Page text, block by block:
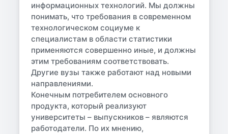
информационных технологий. Мы должны
понимать, что требования в современном
технологическом социуме к
специалистам в области статистики
применяются совершенно иные, и должны
этим требованиям соответствовать.
Другие вузы также работают над новыми
направлениями.
Конечным потребителем основного
продукта, который реализуют
университеты – выпускников – являются
работодатели. По их мнению,